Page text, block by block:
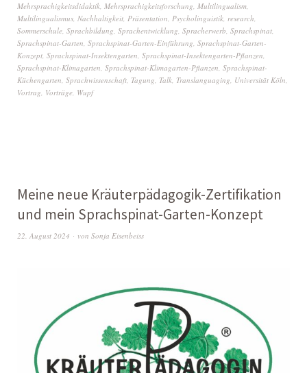
Mehrsprachigkeitsdidaktik, Mehrsprachigkeitsforschung, Multilingualism,
Multilingualismus, Nachhaltigkeit, Präsentation, Psycholinguistik, research,
Sommerschule, Sprachbildung, Sprachentwicklung, Spracherwerb, Sprachspinat,
Sprachspinat-Garten, Sprachspinat-Garten-Einführung, Sprachspinat-Garten-
Konzept, Sprachspinat-Insektengarten, Sprachspinat-Insektengarten-Pflanzen,
Sprachspinat-Klimagarten, Sprachspinat-Klimagarten-Pflanzen, Sprachspinat-
Küchengarten, Sprachwissenschaft, Tagung, Talk, Translanguaging, Universität Köln,
Vortrag, Vorträge, Wupf
Meine neue Kräuterpädagogik-Zertifikation
und mein Sprachspinat-Garten-Konzept
22. August 2024 von Sonja Eisenbeiss